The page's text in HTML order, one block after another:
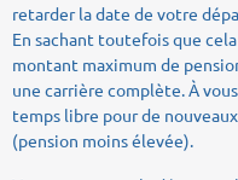
retarder la date de votre
En sachant toutefois que
montant maximum de
une carrière complète. À
temps libre pour de
(pension moins élevée).